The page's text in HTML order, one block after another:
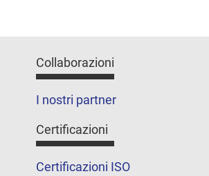
Collaborazioni
I nostri partner
Certificazioni
Certificazioni ISO